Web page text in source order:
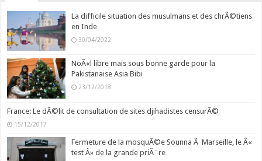
La difficile situation des musulmans et des chrÃ©tiens
en Inde
30/04/2022
NoÃ«l libre mais sous bonne garde pour la
Pakistanaise Asia Bibi
23/12/2018
France: Le dÃ©lit de consultation de sites djihadistes censurÃ©
15/12/2017
Fermeture de la mosquÃ©e Sounna Ã Marseille, le Â«
test Â» de la grande priÃ¨re